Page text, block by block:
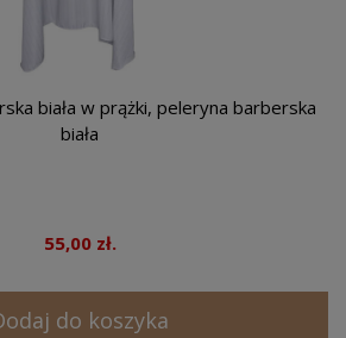
biała w prążki, peleryna barberska
biała
55,00 zł.
do koszyka